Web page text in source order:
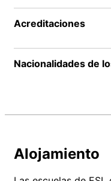
Acreditaciones
Nacionalidades de
Alojamiento